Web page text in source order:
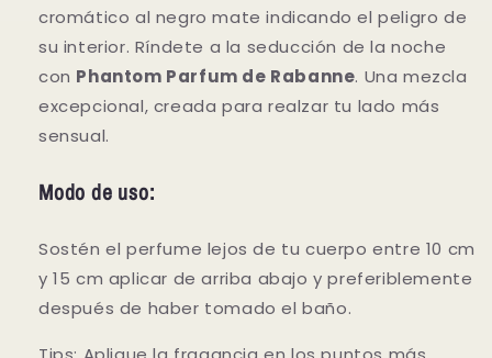
cromático al negro mate indicando el peligro de
su interior. Ríndete a la seducción de la noche
con Phantom Parfum de Rabanne. Una mezcla
excepcional, creada para realzar tu lado más
sensual.
Modo de uso:
Sostén el perfume lejos de tu cuerpo entre 10 cm
y 15 cm aplicar de arriba abajo y preferiblemente
después de haber tomado el baño.